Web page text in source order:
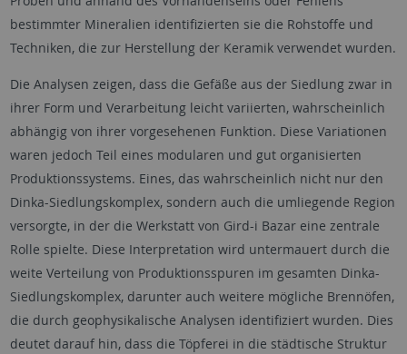
bestimmter Mineralien identifizierten sie die Rohstoffe und
Techniken, die zur Herstellung der Keramik verwendet wurden.
Die Analysen zeigen, dass die Gefäße aus der Siedlung zwar in
ihrer Form und Verarbeitung leicht variierten, wahrscheinlich
abhängig von ihrer vorgesehenen Funktion. Diese Variationen
waren jedoch Teil eines modularen und gut organisierten
Produktionssystems. Eines, das wahrscheinlich nicht nur den
Dinka-Siedlungskomplex, sondern auch die umliegende Region
versorgte, in der die Werkstatt von Gird-i Bazar eine zentrale
Rolle spielte. Diese Interpretation wird untermauert durch die
weite Verteilung von Produktionsspuren im gesamten Dinka-
Siedlungskomplex, darunter auch weitere mögliche Brennöfen,
die durch geophysikalische Analysen identifiziert wurden. Dies
deutet darauf hin, dass die Töpferei in die städtische Struktur